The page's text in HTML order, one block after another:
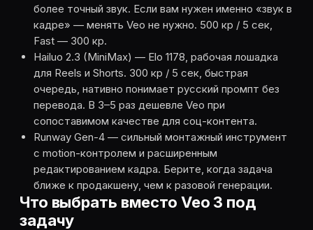
более точный звук. Если вам нужен именно «звук в
кадре» — менять Veo не нужно. 500 кр / 5 сек,
Fast — 300 кр.
Hailuo 2.3 (MiniMax) — Elo 1178, рабочая лошадка
для Reels и Shorts. 300 кр / 5 сек, быстрая
очередь, нативно понимает русский промпт без
перевода. В 3–5 раз дешевле Veo при
сопоставимом качестве для соц-контента.
Runway Gen-4 — сильный монтажный инструмент
с motion-контролем и расширенным
редактированием кадра. Берите, когда задача
ближе к продакшену, чем к разовой генерации.
Что выбрать вместо Veo 3 под
задачу